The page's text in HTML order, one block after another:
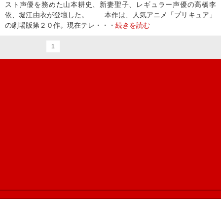
スト声優を務めた山本耕史、新妻聖子、レギュラー声優の高橋李
依、堀江由衣が登壇した。 本作は、人気アニメ「プリキュア」
の劇場版第２０作。現在テレ・・・ 続きを読む
1